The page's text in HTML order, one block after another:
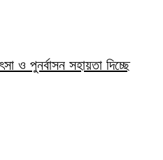
ও পুনর্বাসন সহায়তা দিচ্ছে